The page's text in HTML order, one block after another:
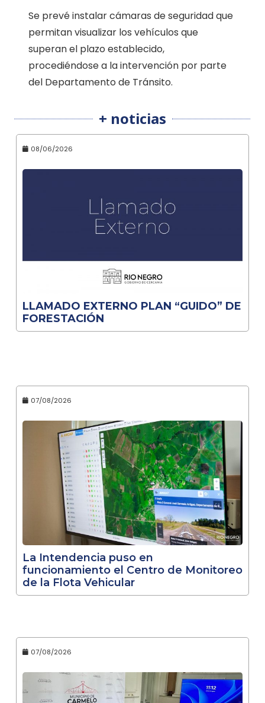
Se prevé instalar cámaras de seguridad que
permitan visualizar los vehículos que
superan el plazo establecido,
procediéndose a la intervención por parte
del Departamento de Tránsito.
+ noticias
08/06/2026
LLAMADO EXTERNO PLAN “GUIDO” DE
FORESTACIÓN
07/08/2026
La Intendencia puso en
funcionamiento el Centro de Monitoreo
de la Flota Vehicular
07/08/2026